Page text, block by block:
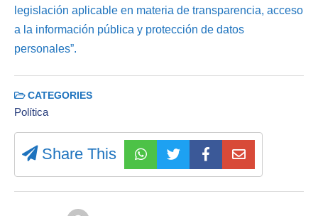
legislación aplicable en materia de transparencia, acceso
a la información pública y protección de datos
personales”.
CATEGORIES
Política
Share This